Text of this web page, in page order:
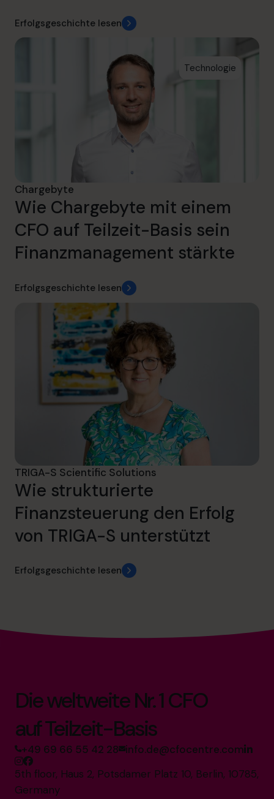
Erfolgsgeschichte lesen
Technologie
Chargebyte
Wie Chargebyte mit einem
CFO auf Teilzeit-Basis sein
Finanzmanagement stärkte
Erfolgsgeschichte lesen
TRIGA-S Scientific Solutions
Wie strukturierte
Finanzsteuerung den Erfolg
von TRIGA-S unterstützt
Erfolgsgeschichte lesen
Die weltweite Nr. 1 CFO
auf Teilzeit-Basis
+49 69 66 55 42 28 info.de@cfocentre.com
5th floor, Haus 2, Potsdamer Platz 10, Berlin, 10785,
Germany